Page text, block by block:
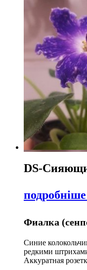
DS-
Фиалка
Синие
редкими
Аккуратная